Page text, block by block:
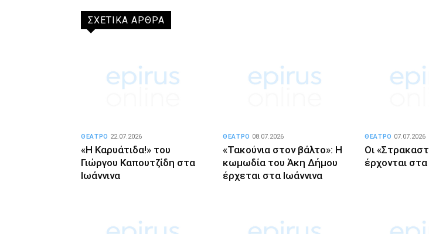
ΣΧΕΤΙΚΑ ΑΡΘΡΑ
«Η Καρυάτιδα!» του
Γιώργου Καπουτζίδη στα
Ιωάννινα
ΘΕΑΤΡΟ 22.07.2026
«Τακούνια στον βάλτο»: Η
κωμωδία του Άκη Δήμου
έρχεται στα Ιωάννινα
ΘΕΑΤΡΟ 08.07.2026
Οι
έρχονται στα
ΘΕΑΤΡΟ 07.07.2026